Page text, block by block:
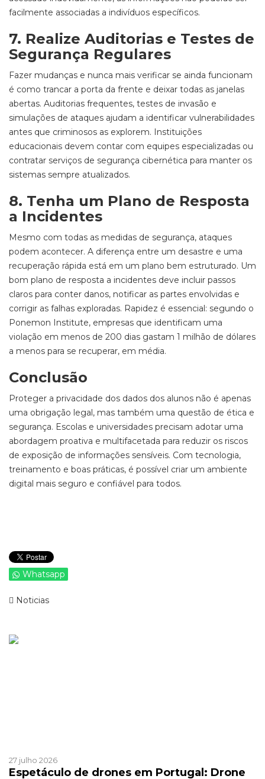
facilmente associadas a indivíduos específicos.
7. Realize Auditorias e Testes de
Segurança Regulares
Fazer mudanças e nunca mais verificar se ainda funcionam
é como trancar a porta da frente e deixar todas as janelas
abertas. Auditorias frequentes, testes de invasão e
simulações de ataques ajudam a identificar vulnerabilidades
antes que criminosos as explorem. Instituições
educacionais devem contar com equipes especializadas ou
contratar serviços de segurança cibernética para manter os
sistemas sempre atualizados.
8. Tenha um Plano de Resposta
a Incidentes
Mesmo com todas as medidas de segurança, ataques
podem acontecer. A diferença entre um desastre e uma
recuperação rápida está em um plano bem estruturado. Um
bom plano de resposta a incidentes deve incluir passos
claros para conter danos, notificar as partes envolvidas e
corrigir as falhas exploradas. Rapidez é essencial: segundo o
Ponemon Institute, empresas que identificam uma
violação em menos de 200 dias gastam 1 milhão de dólares
a menos para se recuperar, em média.
Conclusão
Proteger a privacidade dos dados dos alunos não é apenas
uma obrigação legal, mas também uma questão de ética e
segurança. Escolas e universidades precisam adotar uma
abordagem proativa e multifacetada para reduzir os riscos
de exposição de informações sensíveis. Com tecnologia,
treinamento e boas práticas, é possível criar um ambiente
digital mais seguro e confiável para todos.
Whatsapp
Noticias
27 julho 2026
Espetáculo de drones em Portugal: Drone